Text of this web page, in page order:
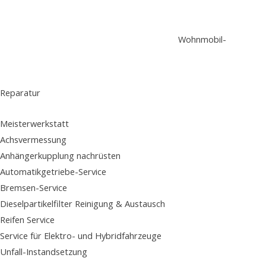
Wohnmobil-
Reparatur
Meisterwerkstatt
Achsvermessung
Anhängerkupplung nachrüsten
Automatikgetriebe-Service
Bremsen-Service
Dieselpartikelfilter Reinigung & Austausch
Reifen Service
Service für Elektro- und Hybridfahrzeuge
Unfall-Instandsetzung